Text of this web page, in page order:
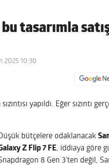
tasarımla
2025 10:30
yapıldı. Eğer sızıntı
bütçelere odaklanacak
Z Flip 7 FE, iddiaya göre
8 Gen 3’ten değil,